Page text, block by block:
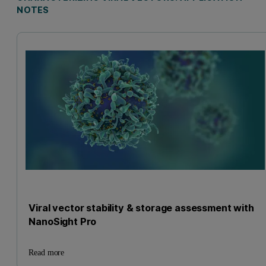
NOTES
Viral vector stability & storage assessment with
NanoSight Pro
Read more